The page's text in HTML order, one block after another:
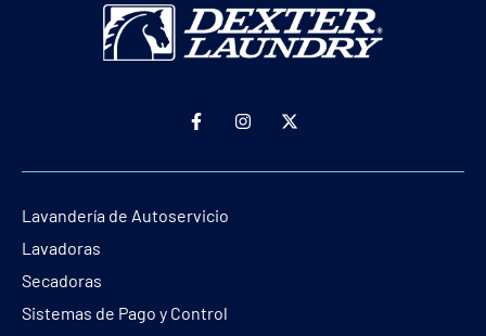
Lavandería de Autoservicio
Lavadoras
Secadoras
Sistemas de Pago y Control